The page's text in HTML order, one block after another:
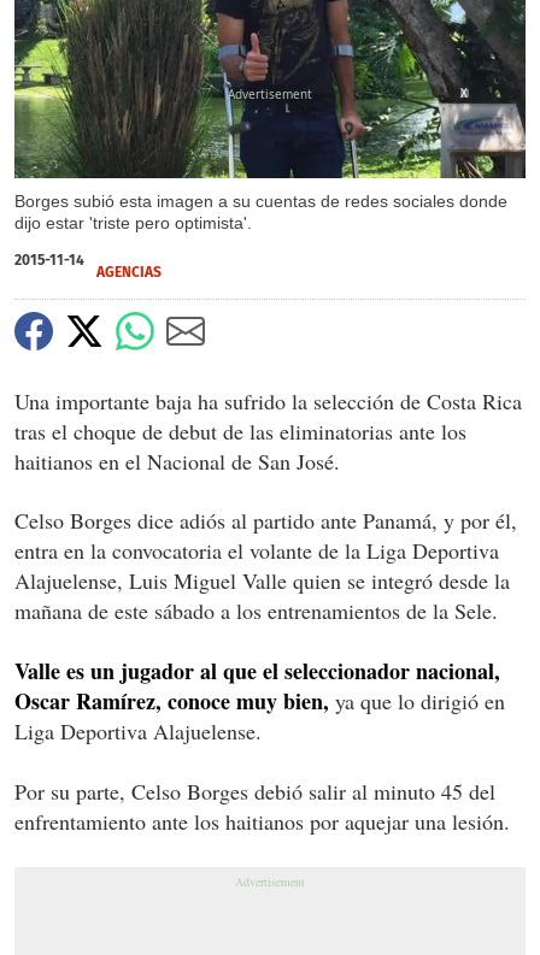
Borges subió esta imagen a su cuentas de redes sociales donde
dijo estar 'triste pero optimista'.
X
2015-11-14
AGENCIAS
Una importante baja ha sufrido la selección de Costa Rica
tras el choque de debut de las eliminatorias ante los
haitianos en el Nacional de San José.
Celso Borges dice adiós al partido ante Panamá, y por él,
entra en la convocatoria el volante de la Liga Deportiva
Alajuelense, Luis Miguel Valle quien se integró desde la
mañana de este sábado a los entrenamientos de la Sele.
Valle es un jugador al que el seleccionador nacional,
Oscar Ramírez, conoce muy bien, ya que lo dirigió en
Liga Deportiva Alajuelense.
Por su parte, Celso Borges debió salir al minuto 45 del
enfrentamiento ante los haitianos por aquejar una lesión.